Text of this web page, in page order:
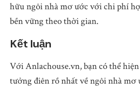
hữu ngôi nhà mơ ước với chi phí
bền vững theo thời gian.
Kết luận
Với Anlachouse.vn, bạn có thể
tưởng điên rồ nhất về ngôi nhà mơ